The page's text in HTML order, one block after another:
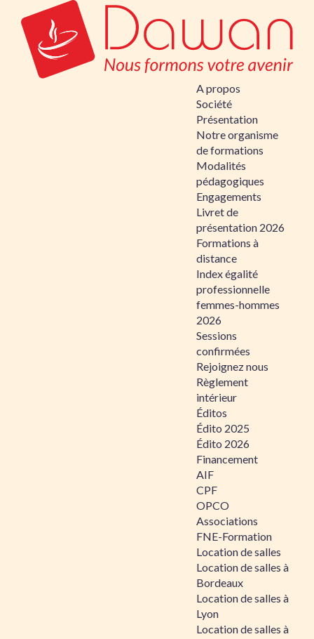
A propos
Société
Présentation
Notre organisme
de formations
Modalités
pédagogiques
Engagements
Livret de
présentation 2026
Formations à
distance
Index égalité
professionnelle
femmes-hommes
2026
Sessions
confirmées
Rejoignez nous
Règlement
intérieur
Éditos
Édito 2025
Édito 2026
Financement
AIF
CPF
OPCO
Associations
FNE-Formation
Location de salles
Location de salles à
Bordeaux
Location de salles à
Lyon
Location de salles à